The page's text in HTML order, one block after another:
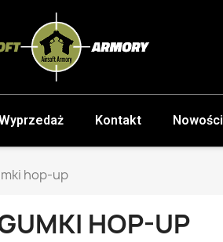
Kontakt Nowości
hop-up
HOP-UP